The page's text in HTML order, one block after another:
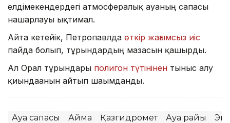
елдімекендердегі атмосфералық ауаның сапасы
нашарлауы ықтимал.
Айта кетейік, Петропавлда өткір жағымсыз иіс
пайда болып, тұрғындардың мазасын қашырды.
Ал Орал тұрғындары полигон түтінінен тыныс алу
қиындағанын айтып шағымданды.
Ауа сапасы Аймақ Қазгидромет Ауа райы